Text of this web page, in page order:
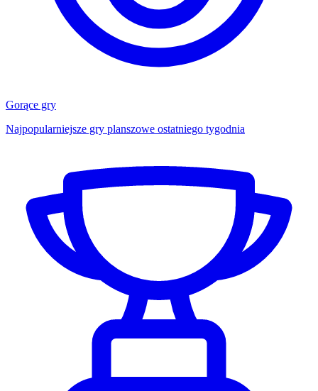
Gorące gry
Najpopularniejsze gry planszowe ostatniego tygodnia